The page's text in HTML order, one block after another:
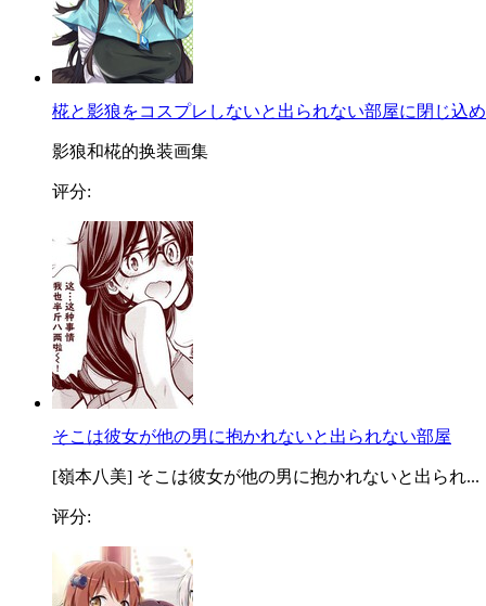
椛と影狼をコスプレしないと出られない部屋に閉じ込
影狼和椛的换装画集
评分:
そこは彼女が他の男に抱かれないと出られない部屋
[嶺本八美] そこは彼女が他の男に抱かれないと出られ...
评分: